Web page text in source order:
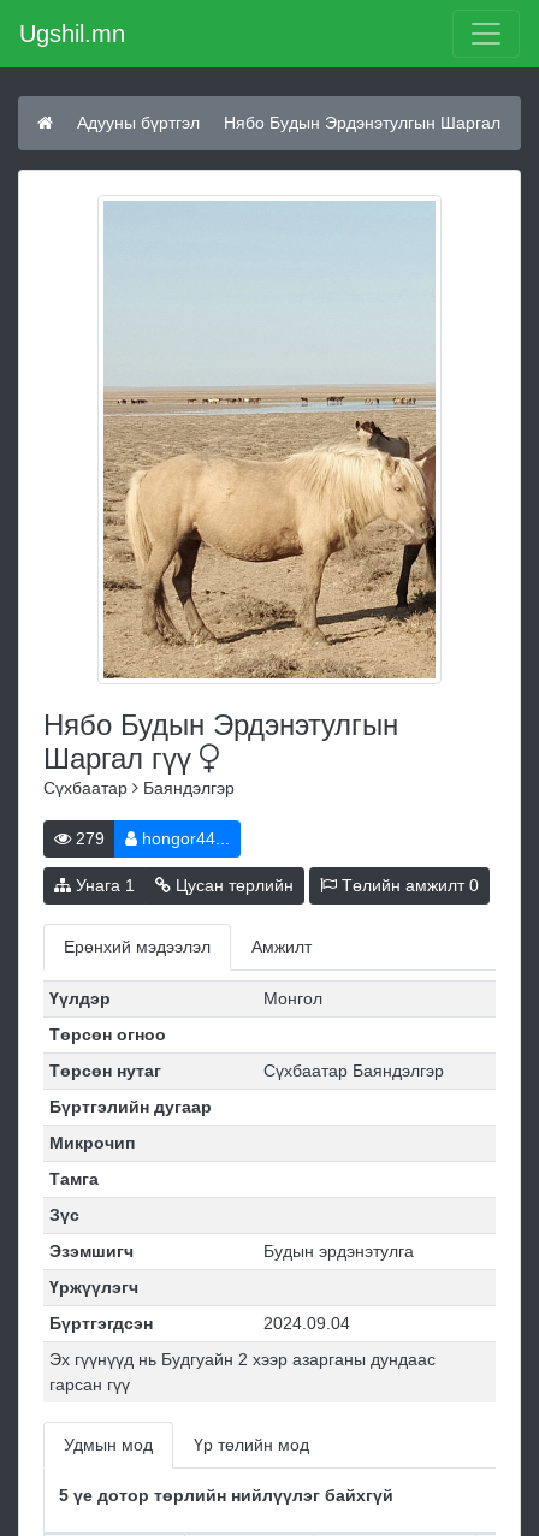
Ugshil.mn
Адууны бүртгэл Нябо Будын Эрдэнэтулгын Шаргал
Нябо Будын Эрдэнэтулгын
Шаргал гүү
Сүхбаатар Баяндэлгэр
279 hongor44...
Унага 1 Цусан төрлийн Төлийн амжилт0
Ерөнхий мэдээлэл Амжилт
Үүлдэр
Монгол
Төрсөн огноо
Төрсөн нутаг
Сүхбаатар Баяндэлгэр
Бүртгэлийн дугаар
Микрочип
Тамга
Зүс
Эзэмшигч
Будын эрдэнэтулга
Үржүүлэгч
Бүртгэгдсэн
2024.09.04
Эх гүүнүүд нь Будгуайн 2 хээр азарганы дундаас
гарсан гүү
Удмын мод Үр төлийн мод
5 үе дотор төрлийн нийлүүлэг байхгүй